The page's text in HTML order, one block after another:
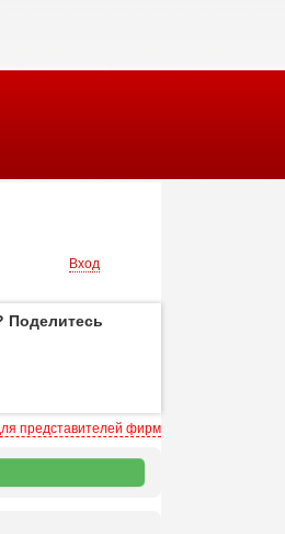
Вход
Поделитесь
представителей фирм